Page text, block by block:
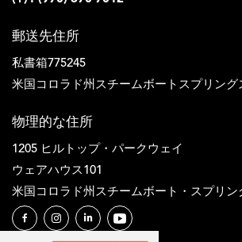
郵送先住所
私書箱775245
米国コロラド州スチームボートスプリング
物理的な住所
1205 ヒルトップ・パークウェイ
ウェアハウス101
米国コロラド州スチームボート・スプリン